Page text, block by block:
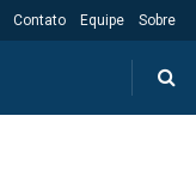
Contato Equipe Sobre